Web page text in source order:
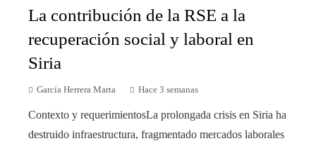
La contribución de la RSE a la
recuperación social y laboral en
Siria
García Herrera Marta Hace 3 semanas
Contexto y requerimientosLa prolongada crisis en Siria ha
destruido infraestructura, fragmentado mercados laborales